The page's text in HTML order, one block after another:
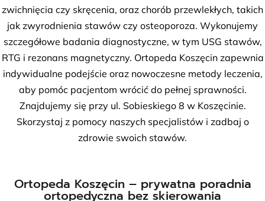
zwichnięcia czy skręcenia, oraz chorób przewlekłych, takich
jak zwyrodnienia stawów czy osteoporoza. Wykonujemy
szczegółowe badania diagnostyczne, w tym USG stawów,
RTG i rezonans magnetyczny. Ortopeda Koszęcin zapewnia
indywidualne podejście oraz nowoczesne metody leczenia,
aby pomóc pacjentom wrócić do pełnej sprawności.
Znajdujemy się przy ul. Sobieskiego 8 w Koszęcinie.
Skorzystaj z pomocy naszych specjalistów i zadbaj o
zdrowie swoich stawów.
Ortopeda Koszęcin – prywatna poradnia
ortopedyczna bez skierowania